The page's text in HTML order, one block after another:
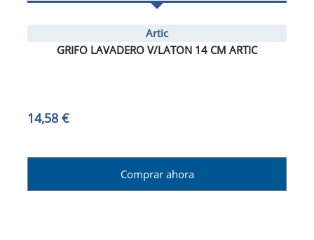
Artic
GRIFO LAVADERO V/LATON 14 CM ARTIC
14,58 €
Comprar ahora